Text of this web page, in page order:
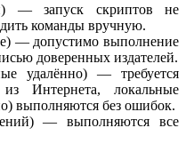
— запуск скриптов не
команды вручную.
— допустимо выполнение
доверенных издателей.
удалённо) — требуется
Интернета, локальные
выполняются без ошибок.
— выполняются все